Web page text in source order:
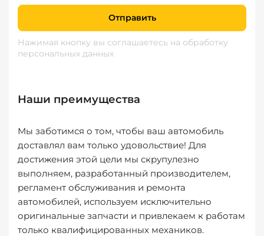
Отправить
Нажимая кнопку вы соглашаетесь на обработку
персональных данных
Наши преимущества
Мы заботимся о том, чтобы ваш автомобиль
доставлял вам только удовольствие! Для
достижения этой цели мы скрупулезно
выполняем, разработанный производителем,
регламент обслуживания и ремонта
автомобилей, используем исключительно
оригинальные запчасти и привлекаем к работам
только квалифицированных механиков.